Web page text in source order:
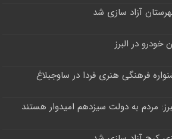
در البرز
فرهنگی هنری فردا در ساوجبلاغ
مردم به دولت سیزدهم امیدوار هستند